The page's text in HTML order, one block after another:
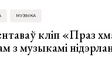
МУЗЫКА
кліп «Праз
з музыкамі